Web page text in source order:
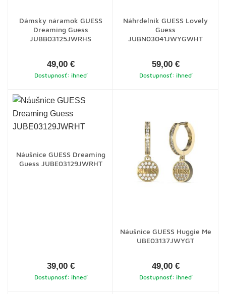
Dámsky náramok GUESS
Dreaming Guess
JUBB03125JWRHS
49,00 €
Dostupnosť: ihneď
Náhrdelník GUESS Lovely
Guess
JUBN03041JWYGWHT
59,00 €
Dostupnosť: ihneď
Náušnice GUESS Dreaming
Guess JUBE03129JWRHT
39,00 €
Dostupnosť: ihneď
Náušnice GUESS Huggie Me
UBE03137JWYGT
49,00 €
Dostupnosť: ihneď